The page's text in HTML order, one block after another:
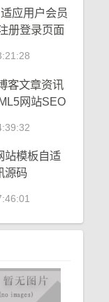
应用户会员
册登录页面
客文章资讯
网站SEO
站模板自适
源码